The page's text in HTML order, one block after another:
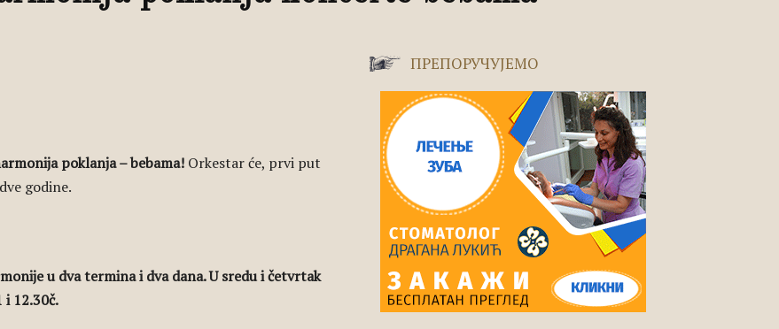
poklanja – bebama! Orkestar će, prvi put
godine.
u dva termina i dva dana. U sredu i četvrtak
i 12.30č.
ПРЕПОРУЧУЈЕМО